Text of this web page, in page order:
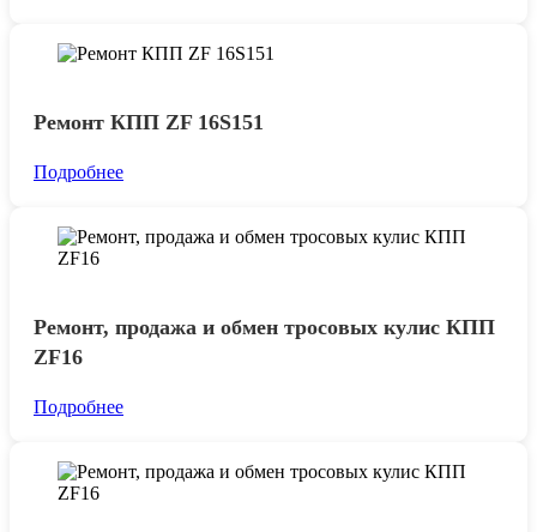
Ремонт КПП ZF 16S151
Подробнее
Ремонт, продажа и обмен тросовых кулис КПП
ZF16
Подробнее